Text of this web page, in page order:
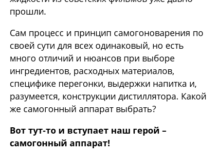
прошли.
Сам процесс и принцип самогоноварения по
своей сути для всех одинаковый, но есть
много отличий и нюансов при выборе
ингредиентов, расходных материалов,
специфике перегонки, выдержки напитка и,
разумеется, конструкции дистиллятора. Какой
же самогонный аппарат выбрать?
Вот тут-то и вступает наш герой –
самогонный аппарат!